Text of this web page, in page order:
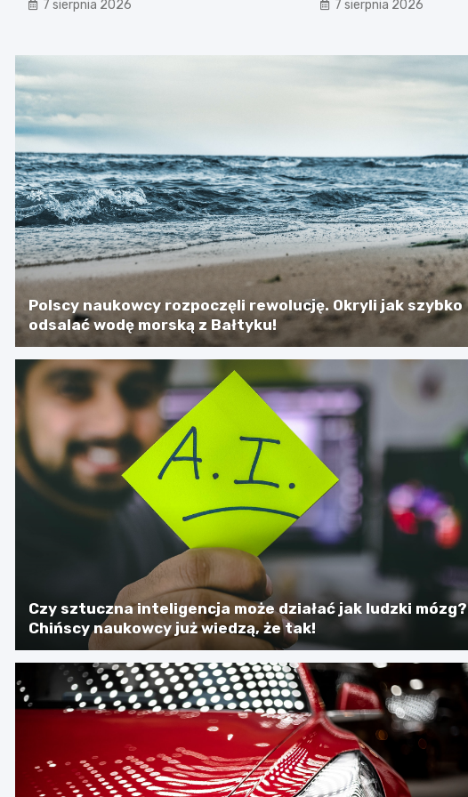
7 sierpnia 2026 7 sierpnia 2026
Polscy naukowcy rozpoczęli rewolucję. Okryli jak szybko
odsalać wodę morską z Bałtyku!
Czy sztuczna inteligencja może działać jak ludzki mózg?
Chińscy naukowcy już wiedzą, że tak!